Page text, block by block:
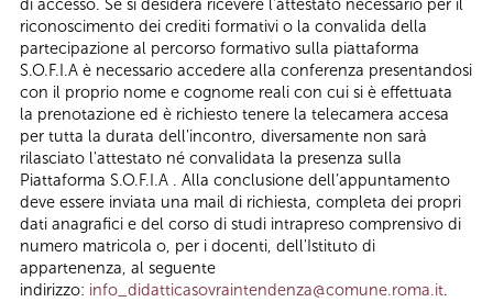
di accesso. Se si desidera ricevere l’attestato necessario per il
riconoscimento dei crediti formativi o la convalida della
partecipazione al percorso formativo sulla piattaforma
S.O.F.I.A è necessario accedere alla conferenza presentandosi
con il proprio nome e cognome reali con cui si è effettuata
la prenotazione ed è richiesto tenere la telecamera accesa
per tutta la durata dell'incontro, diversamente non sarà
rilasciato l'attestato né convalidata la presenza sulla
Piattaforma S.O.F.I.A . Alla conclusione dell’appuntamento
deve essere inviata una mail di richiesta, completa dei propri
dati anagrafici e del corso di studi intrapreso comprensivo di
numero matricola o, per i docenti, dell'Istituto di
appartenenza, al seguente
indirizzo: info_didatticasovraintendenza@comune.roma.it.